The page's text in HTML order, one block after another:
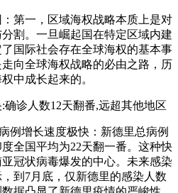
第一，区域海权战略本质上是对
割。一旦崛起国在特定区域内建
国际社会存在全球海权的基本事
向全球海权战略的必由之路，历
中成长起来的。
诊人数12天翻番,远超其他地区
例增长速度极快：新德里总病例
全国平均为22天翻一番。这种快
冠状病毒爆发的中心。未来感染
到7月底，仅新德里的感染人数